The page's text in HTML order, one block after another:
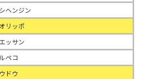
ヘンジン
リッポ
ッサン
ペコ
ドウ